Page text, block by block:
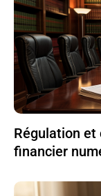
Régulation
financier